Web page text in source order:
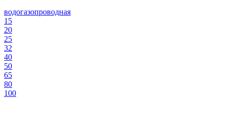
водогазопроводная
15
20
25
32
40
50
65
80
100